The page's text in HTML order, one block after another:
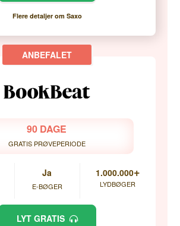
Flere detaljer om Saxo
90 DAGE
GRATIS PRØVEPERIODE
Ja
E-BØGER
1.000.000+
LYDBØGER
LYT GRATIS